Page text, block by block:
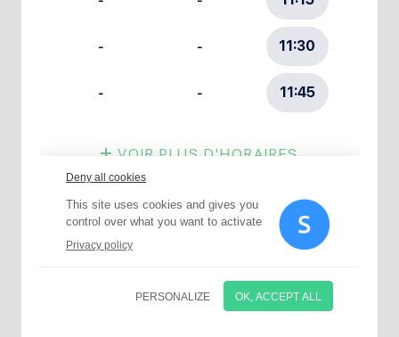
Choisissez votre abonnement :